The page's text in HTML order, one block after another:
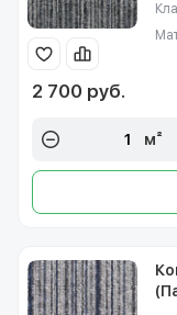
2 700 руб.
м²